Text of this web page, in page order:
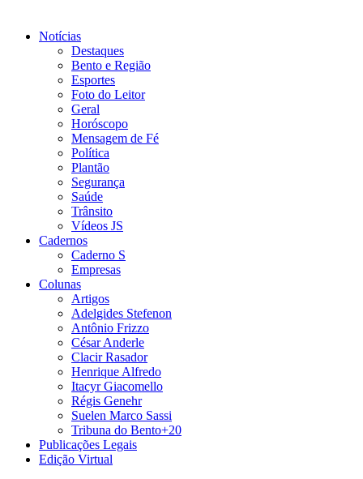
Notícias
Destaques
Bento e Região
Esportes
Foto do Leitor
Geral
Horóscopo
Mensagem de Fé
Política
Plantão
Segurança
Saúde
Trânsito
Vídeos JS
Cadernos
Caderno S
Empresas
Colunas
Artigos
Adelgides Stefenon
Antônio Frizzo
César Anderle
Clacir Rasador
Henrique Alfredo
Itacyr Giacomello
Régis Genehr
Suelen Marco Sassi
Tribuna do Bento+20
Publicações Legais
Edição Virtual